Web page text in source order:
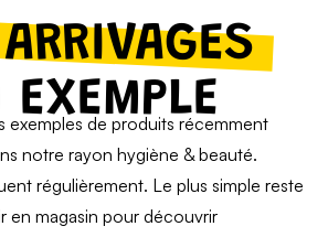
ARRIVAGES
EXEMPLE
exemples de produits récemment
notre rayon hygiène & beauté.
régulièrement. Le plus simple reste
en magasin pour découvrir